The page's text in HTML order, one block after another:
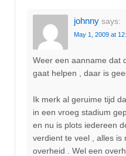
johnny says:
May 1, 2009 at
Weer een aanname dat
gaat helpen , daar is
Ik merk al geruime tijd
in een vroeg stadium
en nu is plots iedereen
verdient te veel , alles is
overheid . Wel een